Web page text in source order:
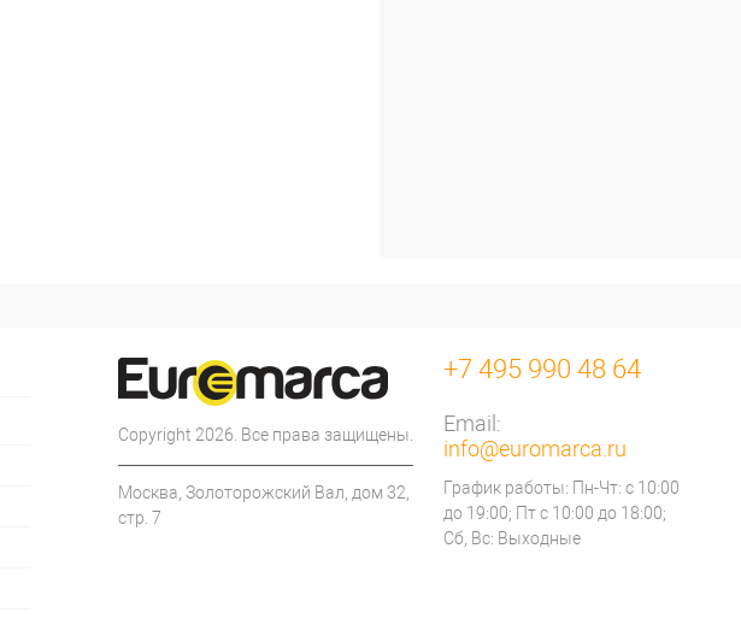
Copyright 2026. Все права защищены.
Москва, Золоторожский Вал, дом 32,
стр. 7
+7 495 990 48 64
Email:
info@euromarca.ru
График работы: Пн-Чт: с 10:00
до 19:00; Пт с 10:00 до 18:00;
Сб, Вс: Выходные